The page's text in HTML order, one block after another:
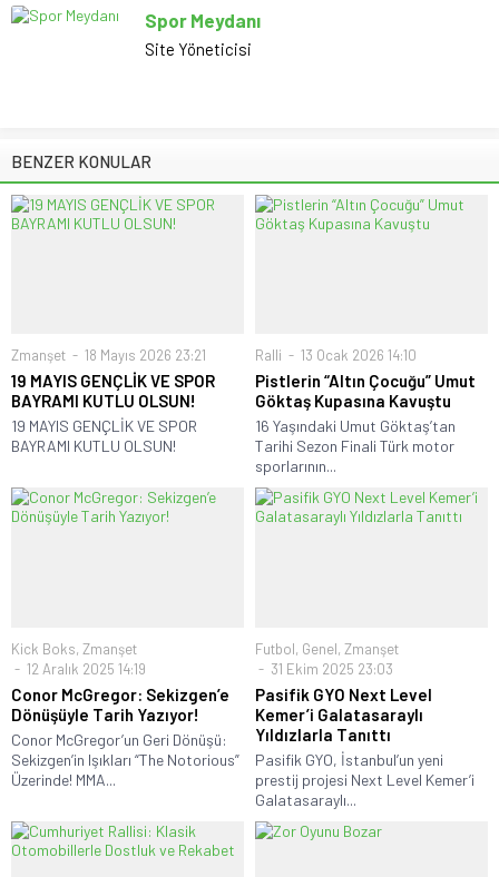
Spor Meydanı
Site Yöneticisi
BENZER KONULAR
Zmanşet 18 Mayıs 2026 23:21
19 MAYIS GENÇLİK VE SPOR
BAYRAMI KUTLU OLSUN!
19 MAYIS GENÇLİK VE SPOR
BAYRAMI KUTLU OLSUN!
Ralli 13 Ocak 2026 14:10
Pistlerin “Altın Çocuğu” Umut
Göktaş Kupasına Kavuştu
16 Yaşındaki Umut Göktaş’tan
Tarihi Sezon Finali Türk motor
sporlarının...
Kick Boks, Zmanşet
12 Aralık 2025 14:19
Conor McGregor: Sekizgen’e
Dönüşüyle Tarih Yazıyor!
Conor McGregor’un Geri Dönüşü:
Sekizgen’in Işıkları “The Notorious”
Üzerinde! MMA...
Futbol, Genel, Zmanşet
31 Ekim 2025 23:03
Pasifik GYO Next Level
Kemer’i Galatasaraylı
Yıldızlarla Tanıttı
Pasifik GYO, İstanbul’un yeni
prestij projesi Next Level Kemer’i
Galatasaraylı...